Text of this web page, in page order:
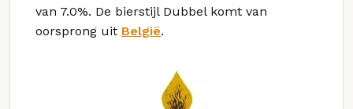
van 7.0%. De bierstijl Dubbel komt van
oorsprong uit België.